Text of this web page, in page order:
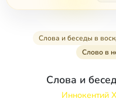
Слова и беседы в
Слово в
Слова и
Иннокентий